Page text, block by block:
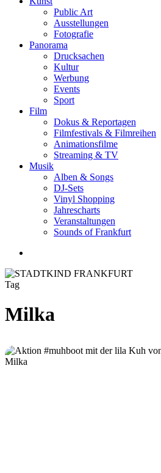
Public Art
Ausstellungen
Fotografie
Panorama
Drucksachen
Kultur
Werbung
Events
Sport
Film
Dokus & Reportagen
Filmfestivals & Filmreihen
Animationsfilme
Streaming & TV
Musik
Alben & Songs
DJ-Sets
Vinyl Shopping
Jahrescharts
Veranstaltungen
Sounds of Frankfurt
Tag
Milka